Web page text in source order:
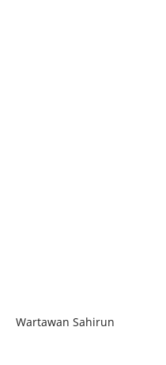
Wartawan Sahirun